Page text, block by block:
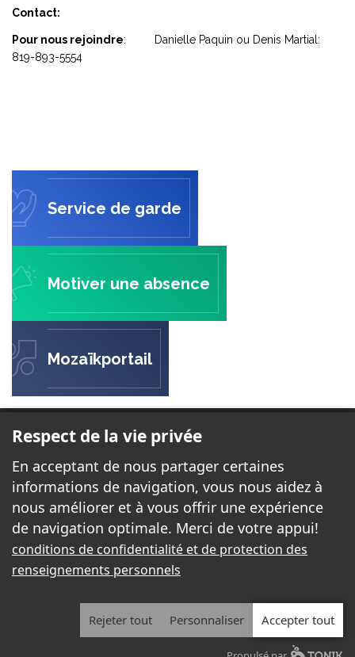
Contact:
Pour nous rejoindre: Danielle Paquin ou Denis Martial:
819-893-5554
Service de garde
Motiver une absence
Mozaïkportail
ÉCOLE DE L'ESCALADE
605, rue Davidson Est
Gatineau, Québec J8R 2V9
Téléphone:819 663-5558
Télécopieur:819 663-7131
2026 - Tous droits réservés. © École de l'Escalade
Respect de la vie privée
En acceptant de nous partager certaines
informations de navigation, vous nous aidez à
nous améliorer et à vous offrir une expérience
de navigation optimale. Merci de votre appui!
conditions de confidentialité et de protection des
renseignements personnels
Rejeter tout Personnaliser Accepter tout